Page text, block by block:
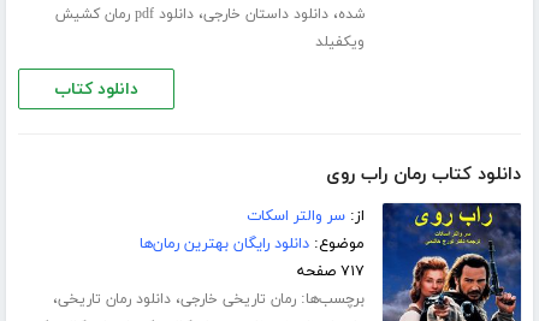
شده،دانلود داستان خارجی،
دانلود pdf رمان کشیش
ویکفیلد
دانلود کتاب
دانلود کتاب رمان راب روی
از:سر والتر اسکات
موضوع:دانلود رایگان بهترین رمان‌ها
۷۱۷ صفحه
برچسب‌ها:رمان تاریخی خارجی،دانلود رمان تاریخی،